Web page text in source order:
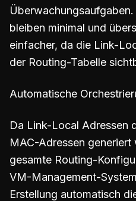
bleiben minimal und
einfacher, da die Link-
der Routing-Tabelle
Automatische
Da Link-Local Adressen
MAC-Adressen
gesamte Routing-
VM-Management-
Erstellung automatisch